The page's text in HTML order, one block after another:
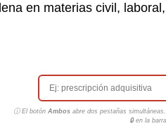
en materias civil,
ⓘ El botón Ambosabre dos pestañas
🔒 en la